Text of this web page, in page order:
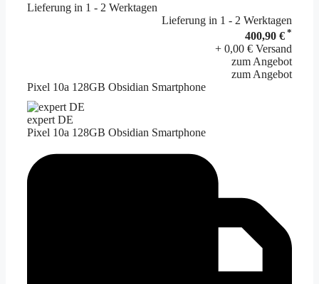
Lieferung in 1 - 2 Werktagen
Lieferung in 1 - 2 Werktagen
400,90 € *
+ 0,00 € Versand
zum Angebot
zum Angebot
Pixel 10a 128GB Obsidian Smartphone
expert DE
Pixel 10a 128GB Obsidian Smartphone